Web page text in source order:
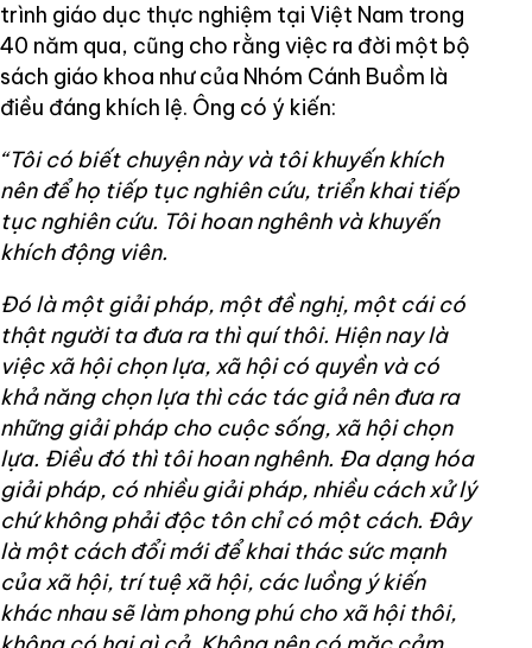
trình giáo dục thực nghiệm tại Việt Nam trong
40 năm qua, cũng cho rằng việc ra đời một bộ
sách giáo khoa như của Nhóm Cánh Buồm là
điều đáng khích lệ. Ông có ý kiến:
“Tôi có biết chuyện này và tôi khuyến khích
nên để họ tiếp tục nghiên cứu, triển khai tiếp
tục nghiên cứu. Tôi hoan nghênh và khuyến
khích động viên.
Đó là một giải pháp, một đề nghị, một cái có
thật người ta đưa ra thì quí thôi. Hiện nay là
việc xã hội chọn lựa, xã hội có quyền và có
khả năng chọn lựa thì các tác giả nên đưa ra
những giải pháp cho cuộc sống, xã hội chọn
lựa. Điều đó thì tôi hoan nghênh. Đa dạng hóa
giải pháp, có nhiều giải pháp, nhiều cách xử lý
chứ không phải độc tôn chỉ có một cách. Đây
là một cách đổi mới để khai thác sức mạnh
của xã hội, trí tuệ xã hội, các luồng ý kiến
khác nhau sẽ làm phong phú cho xã hội thôi,